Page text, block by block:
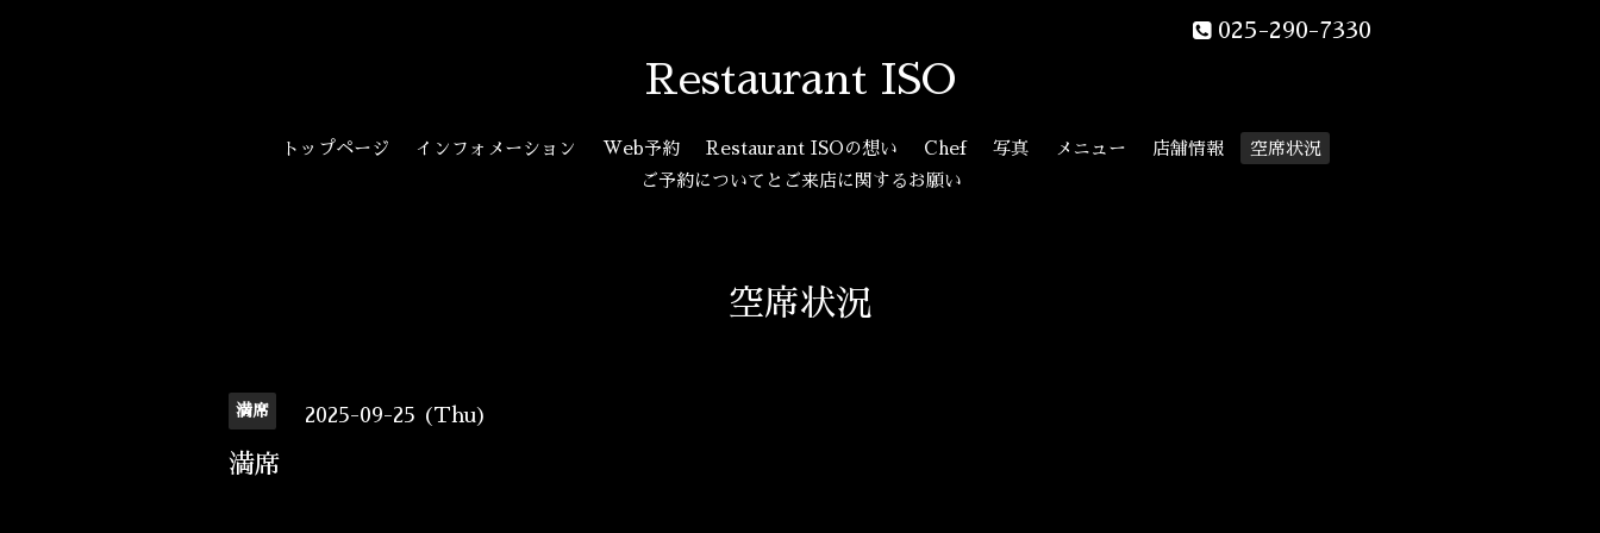
025-290-7330
Restaurant ISO
トップページ インフォメーション Web予約 Restaurant ISOの想い Chef 写真 メニュー 店舗情報
空席状況
ご予約についてとご来店に関するお願い
空席状況
満席 2025-09-25 (Thu)
満席